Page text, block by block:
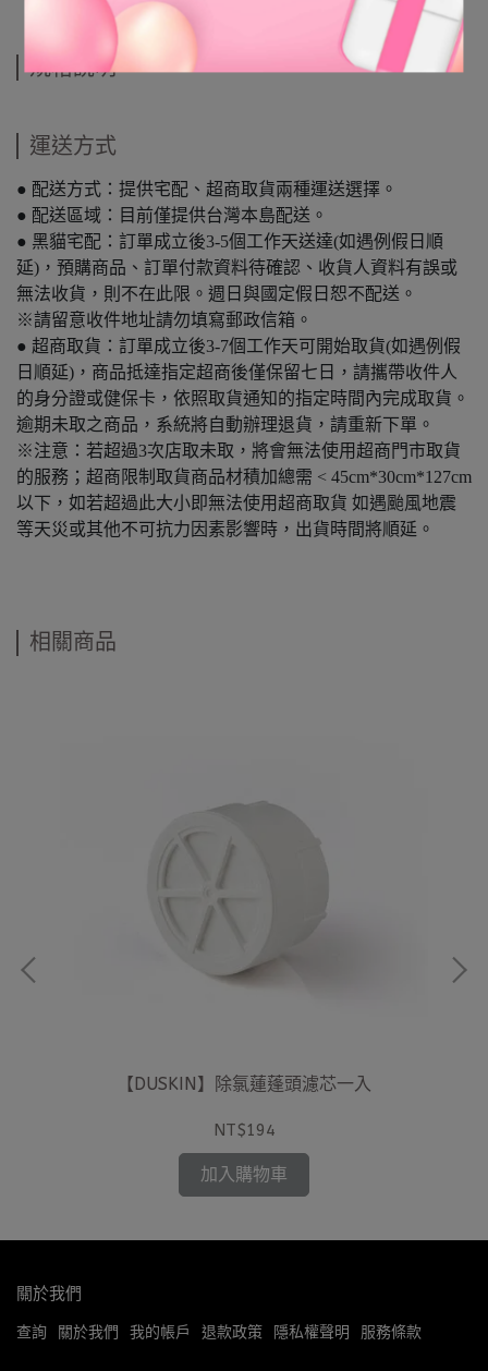
規格說明
運送方式
● 配送方式：提供宅配、超商取貨兩種運送選擇。
● 配送區域：目前僅提供台灣本島配送。
● 黑貓宅配：訂單成立後3-5個工作天送達(如遇例假日順
延)，預購商品、訂單付款資料待確認、收貨人資料有誤或
無法收貨，則不在此限。週日與國定假日恕不配送。
※請留意收件地址請勿填寫郵政信箱。
● 超商取貨：訂單成立後3-7個工作天可開始取貨(如遇例假
日順延)，商品抵達指定超商後僅保留七日，請攜帶收件人
的身分證或健保卡，依照取貨通知的指定時間內完成取貨。
逾期未取之商品，系統將自動辦理退貨，請重新下單。
※注意：若超過3次店取未取，將會無法使用超商門市取貨
的服務；超商限制取貨商品材積加總需 < 45cm*30cm*127cm
以下，如若超過此大小即無法使用超商取貨 如遇颱風地震
等天災或其他不可抗力因素影響時，出貨時間將順延。
相關商品
【DUSKIN】除氯蓮蓬頭濾芯一入
NT$194
加入購物車
關於我們
查詢 關於我們 我的帳戶 退款政策 隱私權聲明 服務條款